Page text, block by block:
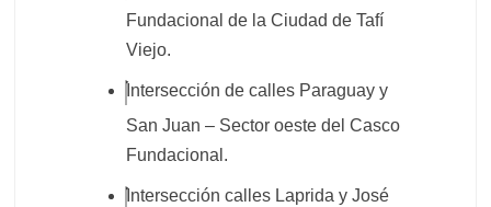
Fundacional de la Ciudad de Tafí
Viejo.
Intersección de calles Paraguay y
San Juan – Sector oeste del Casco
Fundacional.
Intersección calles Laprida y José